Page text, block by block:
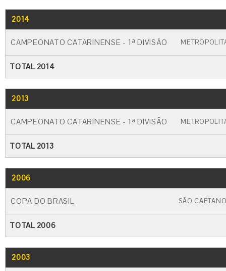
2014
CAMPEONATO CATARINENSE - 1ª DIVISÃO
TOTAL 2014
2013
CAMPEONATO CATARINENSE - 1ª DIVISÃO
TOTAL 2013
2006
COPA DO BRASIL SÃO
TOTAL 2006
2003